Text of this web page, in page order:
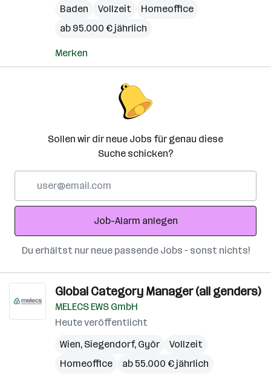
Baden
Vollzeit
Homeoffice
ab 95.000 € jährlich
Merken
Sollen wir dir neue Jobs für genau diese
Suche schicken?
Adresse
Job-Alarm anlegen
Du erhältst nur neue passende Jobs – sonst nichts!
Global Category Manager (all genders)
MELECS EWS GmbH
Heute veröffentlicht
Wien, Siegendorf, Györ
Vollzeit
Homeoffice
ab 55.000 € jährlich